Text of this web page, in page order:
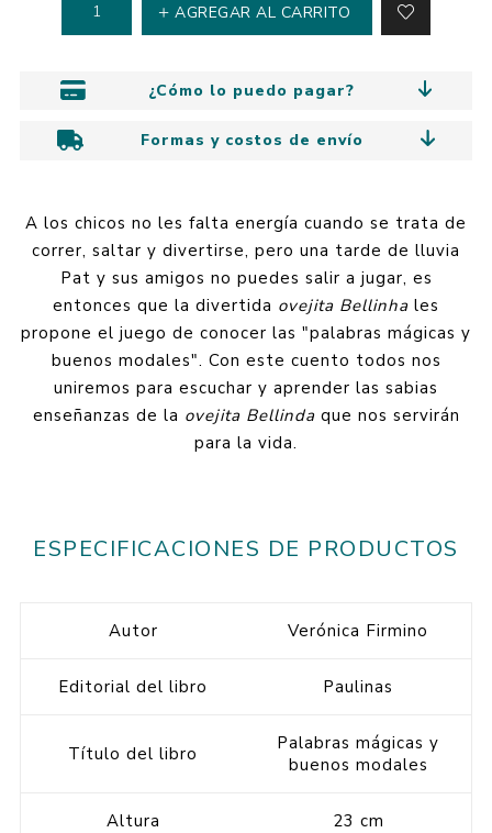
AGREGAR AL CARRITO
¿Cómo lo puedo pagar?
Formas y costos de envío
A los chicos no les falta energía cuando se trata de
correr, saltar y divertirse, pero una tarde de lluvia
Pat y sus amigos no puedes salir a jugar, es
entonces que la divertida ovejita Bellinha les
propone el juego de conocer las "palabras mágicas y
buenos modales". Con este cuento todos nos
uniremos para escuchar y aprender las sabias
enseñanzas de la ovejita Bellinda que nos servirán
para la vida.
ESPECIFICACIONES DE PRODUCTOS
Autor Verónica Firmino
Editorial del libro Paulinas
Título del libro
Palabras mágicas y
buenos modales
Altura 23 cm